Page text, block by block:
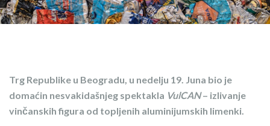
Trg Republike u Beogradu, u nedelju 19. Juna bio je
domaćin nesvakidašnjeg spektakla VulCAN– izlivanje
vinčanskih figura od topljenih aluminijumskih limenki.